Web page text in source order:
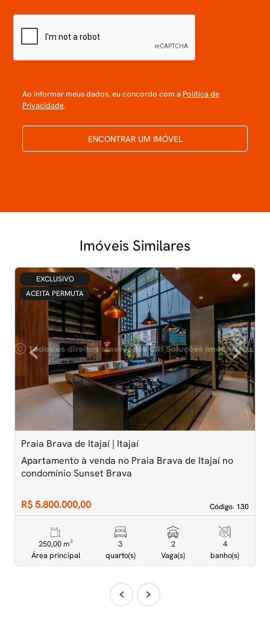
Ao informar meus dados, eu concordo com a Política de
Privacidade.
ENCONTRAR UM IMÓVEL
Imóveis Similares
EXCLUSIVO
ACEITA PERMUTA
<<<<
‹Previous ›Next
Praia Brava de Itajaí | Itajaí
Código. 130
Código. 130
Apartamento à venda no Praia Brava de Itajaí no
condomínio Sunset Brava
R$ 5.800.000,00
250,00 m²
Área principal
3
quarto(s)
2
Vaga(s)
4
banho(s)
‹ ›